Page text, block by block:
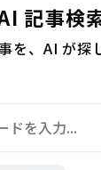
記事検
を、AI が探